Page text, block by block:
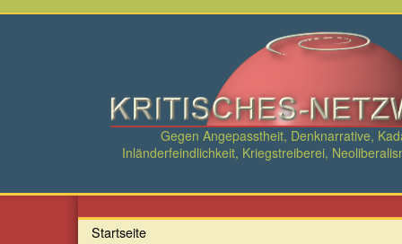
Direkt
Gegen Angepasstheit, Denknarrative,
Inländerfeindlichkeit, Kriegstreiberei,
Startseite